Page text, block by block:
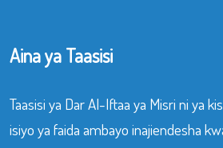
Aina ya Taasisi
Taasisi ya Dar Al-Iftaa ya Misri ni ya
isiyo ya faida ambayo inajiendesha